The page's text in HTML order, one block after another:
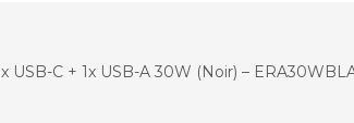
USB-C + 1x USB-A 30W (Noir) –